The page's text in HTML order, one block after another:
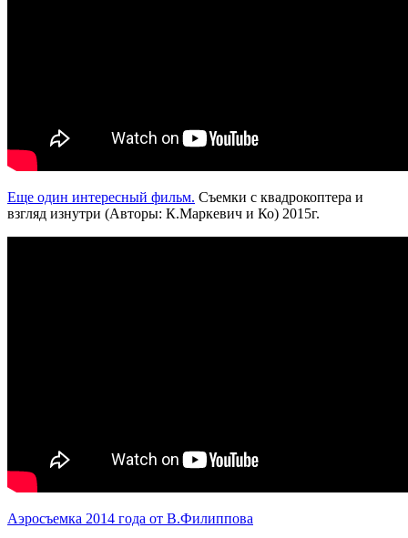
Еще один интересный фильм. Съемки с квадрокоптера и
взгляд изнутри (Авторы: К.Маркевич и Ко) 2015г.
Аэросъемка 2014 года от В.Филиппова